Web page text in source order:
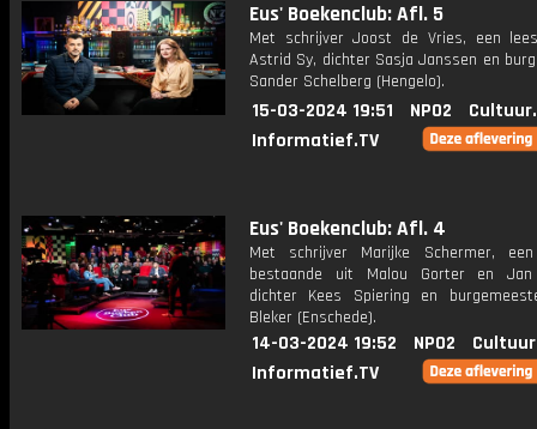
Eus' Boekenclub: Afl. 5
Met schrijver Joost de Vries, een
Astrid Sy, dichter Sasja Janssen en
Sander Schelberg (Hengelo).
15-03-2024 19:51 NPO2
Informatief.TV
Eus' Boekenclub: Afl. 4
Met schrijver Marijke Schermer,
bestaande uit Malou Gorter en Jan
dichter Kees Spiering en
Bleker (Enschede).
14-03-2024 19:52 NPO2
Informatief.TV